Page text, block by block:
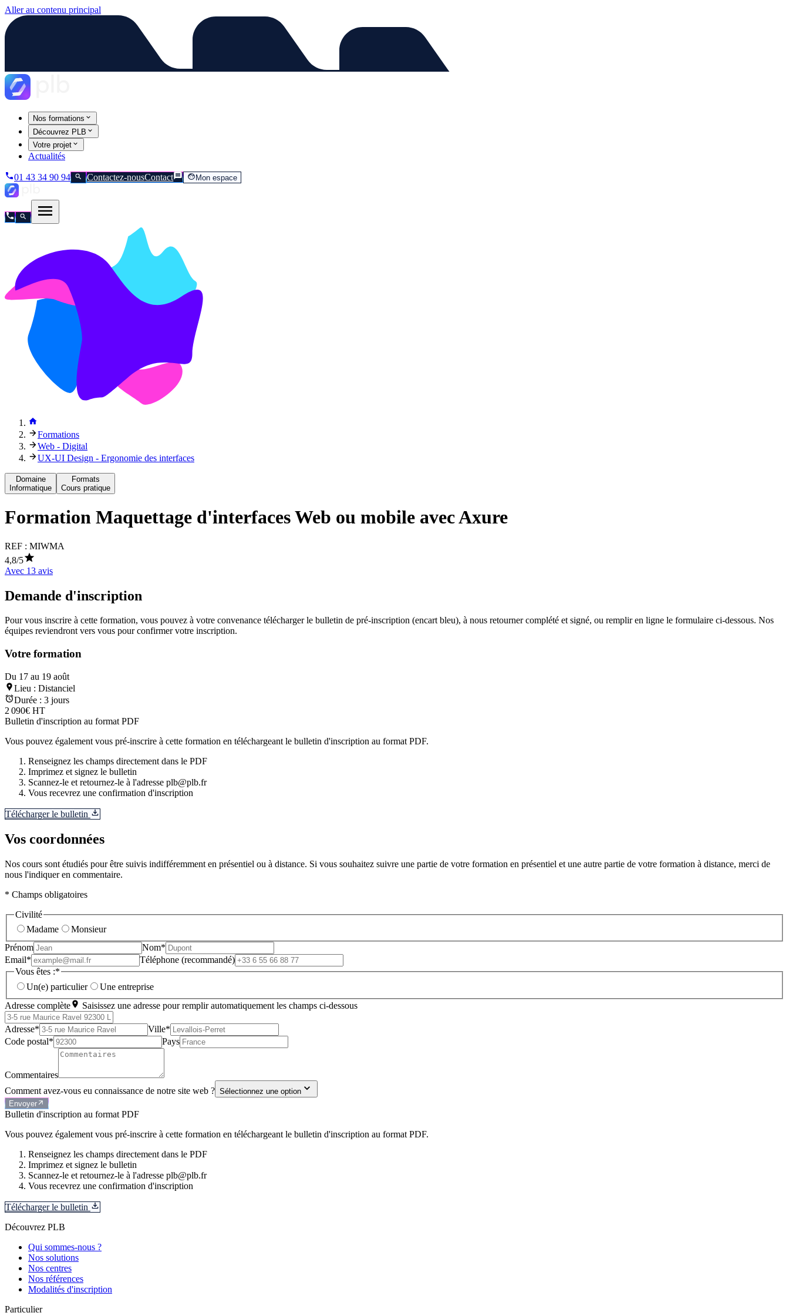
Aller au contenu principal
Nos formations
Découvrez PLB
Votre projet
Actualités
01 43 34 90 94 Contactez-nousContact Mon espace
Formations
Web - Digital
UX-UI Design - Ergonomie des interfaces
Domaine
Informatique
Formats
Cours pratique
Formation Maquettage d'interfaces Web ou mobile avec Axure
REF : MIWMA
4,8/5
Avec 13 avis
Demande d'inscription
Pour vous inscrire à cette formation, vous pouvez à votre convenance télécharger le bulletin de pré-inscription (encart bleu), à nous retourner complété et signé, ou remplir en ligne le formulaire ci-dessous. Nos
équipes reviendront vers vous pour confirmer votre inscription.
Votre formation
Du 17 au 19 août
Lieu : Distanciel
Durée : 3 jours
2 090€ HT
Bulletin d'inscription au format PDF
Vous pouvez également vous pré-inscrire à cette formation en téléchargeant le bulletin d'inscription au format PDF.
Renseignez les champs directement dans le PDF
Imprimez et signez le bulletin
Scannez-le et retournez-le à l'adresse plb@plb.fr
Vous recevrez une confirmation d'inscription
Télécharger le bulletin
Vos coordonnées
Nos cours sont étudiés pour être suivis indifféremment en présentiel ou à distance. Si vous souhaitez suivre une partie de votre formation en présentiel et une autre partie de votre formation à distance, merci de
nous l'indiquer en commentaire.
* Champs obligatoires
Civilité
Madame
Monsieur
Prénom
Nom*
Email*
Téléphone (recommandé)
Vous êtes :*
Un(e) particulier
Une entreprise
Adresse complète
Saisissez une adresse pour remplir automatiquement les champs ci-dessous
Adresse*
Ville*
Code postal*
Pays
Commentaires
Comment avez-vous eu connaissance de notre site web ? Sélectionnez une option
Envoyer
Bulletin d'inscription au format PDF
Vous pouvez également vous pré-inscrire à cette formation en téléchargeant le bulletin d'inscription au format PDF.
Renseignez les champs directement dans le PDF
Imprimez et signez le bulletin
Scannez-le et retournez-le à l'adresse plb@plb.fr
Vous recevrez une confirmation d'inscription
Télécharger le bulletin
Découvrez PLB
Qui sommes-nous ?
Nos solutions
Nos centres
Nos références
Modalités d'inscription
Particulier